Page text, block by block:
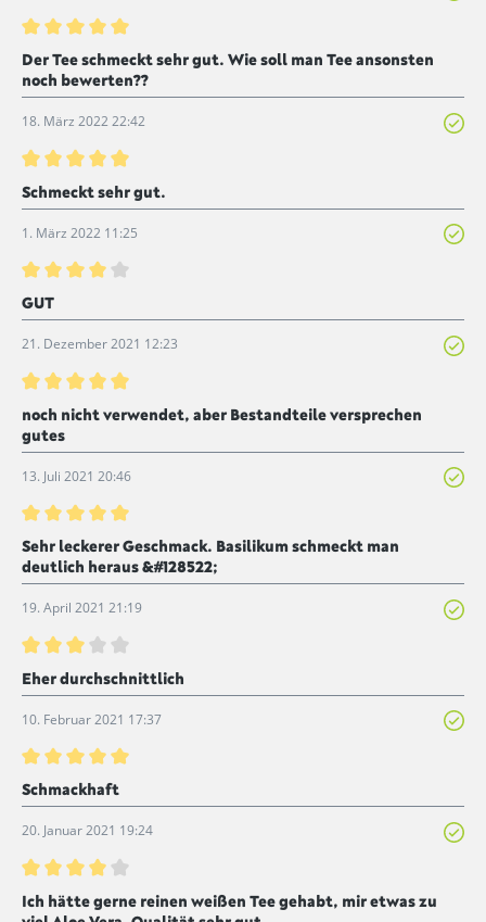
Bewertung mit 5 von 5 Sternen
Der Tee schmeckt sehr gut. Wie soll man Tee ansonsten
noch bewerten??
18. März 2022 22:42
Bewertung mit 5 von 5 Sternen
Schmeckt sehr gut.
1. März 2022 11:25
Bewertung mit 4 von 5 Sternen
GUT
21. Dezember 2021 12:23
Bewertung mit 5 von 5 Sternen
noch nicht verwendet, aber Bestandteile versprechen
gutes
13. Juli 2021 20:46
Bewertung mit 5 von 5 Sternen
Sehr leckerer Geschmack. Basilikum schmeckt man
deutlich heraus &#128522;
19. April 2021 21:19
Bewertung mit 3 von 5 Sternen
Eher durchschnittlich
10. Februar 2021 17:37
Bewertung mit 5 von 5 Sternen
Schmackhaft
20. Januar 2021 19:24
Bewertung mit 4 von 5 Sternen
Ich hätte gerne reinen weißen Tee gehabt, mir etwas zu